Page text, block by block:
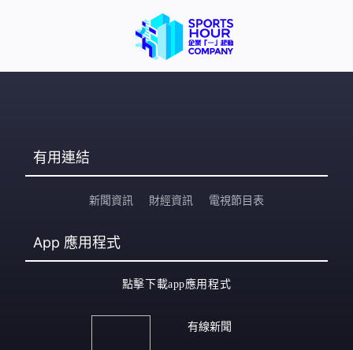
調查？我希望澄清這件事，我亦寄發律師信予那個媒
體。」 球會正物色主教練，有消息會盡快公布。
有用連結
新聞資訊 財經資訊 電視節目表
App 應用程式
點擊下載app應用程式
有線新聞